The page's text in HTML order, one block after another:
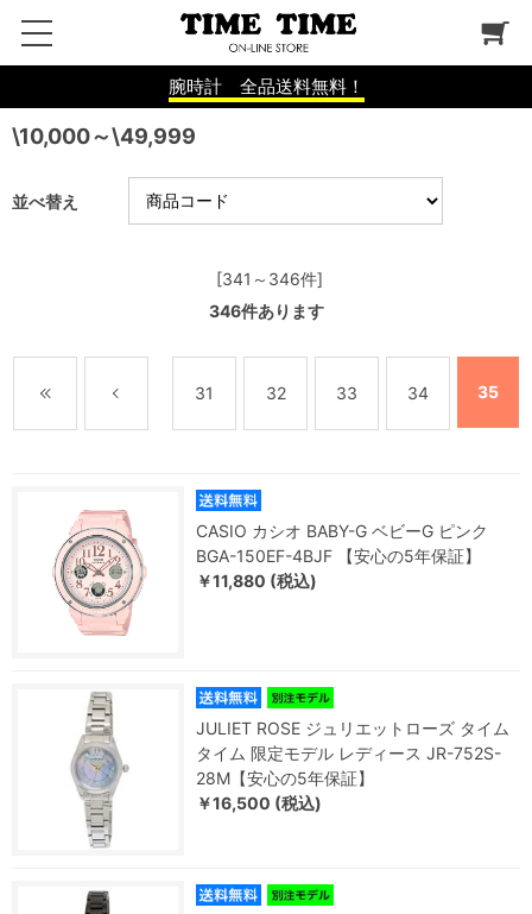
腕時計 全品送料無料！
\10,000～\49,999
並べ替え
[341～346件]
346件あります
31 32 33 34 35
CASIO カシオ BABY-G ベビーG ピンク
BGA-150EF-4BJF 【安心の5年保証】
￥11,880 (税込)
JULIET ROSE ジュリエットローズ タイム
タイム 限定モデル レディース JR-752S-
28M【安心の5年保証】
￥16,500 (税込)